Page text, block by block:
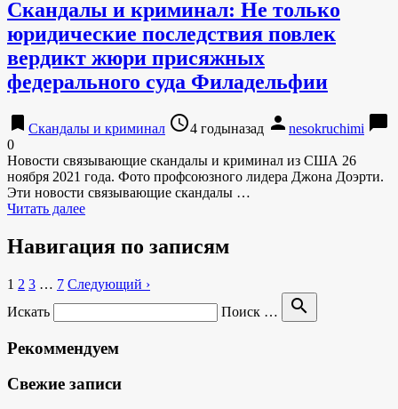
Скандалы и криминал: Не только
юридические последствия повлек
вердикт жюри присяжных
федерального суда Филадельфии
bookmark Скандалы и криминал access_time4 годыназад person nesokruchimi chat_bubble
0
Новости связывающие скандалы и криминал из США 26
ноября 2021 года. Фото профсоюзного лидера Джона Доэрти.
Эти новости связывающие скандалы …
Читать далее
Навигация по записям
1 2 3 … 7 Следующий ›
Искать
Поиск … search
Рекоммендуем
Свежие записи